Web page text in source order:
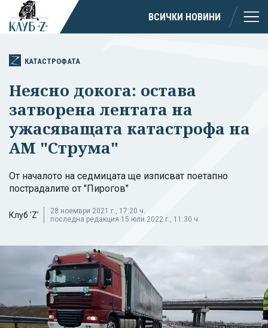
ВСИЧКИ НОВИНИ
КАТАСТРОФАТА
Неясно докога: остава
затворена лентата на
ужасяващата катастрофа на
АМ "Струма"
От началото на седмицата ще изписват поетапно
пострадалите от "Пирогов"
Клуб 'Z'
28 ноември 2021 г., 17:20 ч.
последна редакция 15 юли 2022 г., 11:30 ч.